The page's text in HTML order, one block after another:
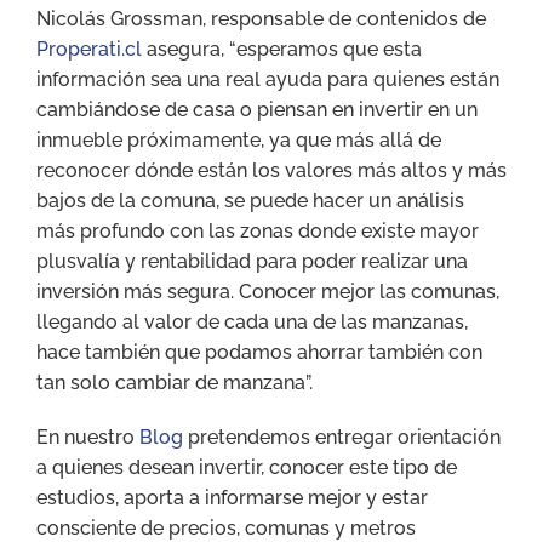
Nicolás Grossman, responsable de contenidos de
Properati.cl asegura, “esperamos que esta
información sea una real ayuda para quienes están
cambiándose de casa o piensan en invertir en un
inmueble próximamente, ya que más allá de
reconocer dónde están los valores más altos y más
bajos de la comuna, se puede hacer un análisis
más profundo con las zonas donde existe mayor
plusvalía y rentabilidad para poder realizar una
inversión más segura. Conocer mejor las comunas,
llegando al valor de cada una de las manzanas,
hace también que podamos ahorrar también con
tan solo cambiar de manzana”.
En nuestro Blog pretendemos entregar orientación
a quienes desean invertir, conocer este tipo de
estudios, aporta a informarse mejor y estar
consciente de precios, comunas y metros